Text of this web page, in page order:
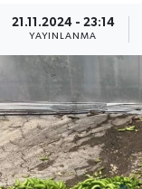
21.11.2024 - 23:14
YAYINLANMA